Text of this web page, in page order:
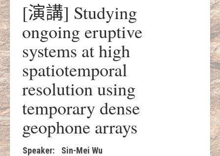
[演講] Studying
ongoing eruptive
systems at high
spatiotemporal
resolution using
temporary dense
geophone arrays
Speaker:
Sin-Mei Wu